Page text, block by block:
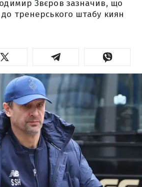
Звєров зазначив, що
тренерського штабу киян